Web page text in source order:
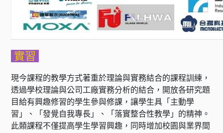
實習
現今課程的教學方式著重於理論與實務結合的課程訓練，
透過學校理論與公司工廠實務分析的結合，開放各研究題
目給有興趣修習的學生參與修課，讓學生具「主動學
習」、「發覺自我專長」、「落實整合性教學」的精神。
此類課程不僅提高學生學習興趣，同時增加校園與業界間